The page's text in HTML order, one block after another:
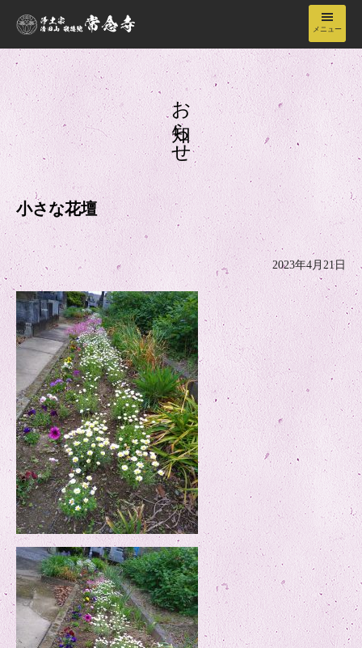
メニュー
常念寺について
境内
年間行事
納骨堂
お知らせ
お問い合わせ・アクセス
お知らせ
小さな花壇
2023年4月21日